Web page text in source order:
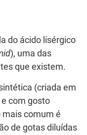
do ácido lisérgico
), uma das
que existem.
(criada em
com gosto
mais comum é
de gotas diluídas